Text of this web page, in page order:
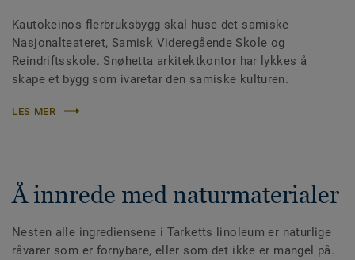
Kautokeinos flerbruksbygg skal huse det samiske
Nasjonalteateret, Samisk Videregående Skole og
Reindriftsskole. Snøhetta arkitektkontor har lykkes å
skape et bygg som ivaretar den samiske kulturen.
LES MER
Å innrede med naturmaterialer
Nesten alle ingrediensene i Tarketts linoleum er naturlige
råvarer som er fornybare, eller som det ikke er mangel på.